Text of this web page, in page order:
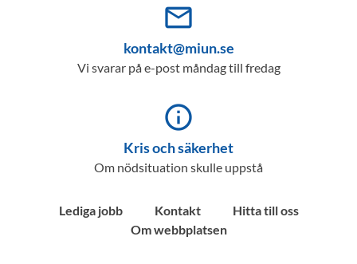
mail_outline
kontakt@miun.se
Vi svarar på e-post måndag till fredag
info_outline
Kris och säkerhet
Om nödsituation skulle uppstå
Lediga jobb Kontakt
Hitta till oss
Om webbplatsen